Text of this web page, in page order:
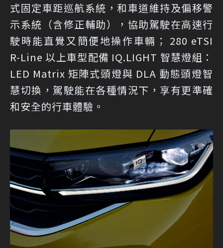
式固定車距巡航系統，和車道維持及偏移警
示系統（含修正輔助），協助駕駛在高速行
駛時能直覺又簡便地操作車輛； 280 eTSI
R-Line 以上車型配備 IQ.LIGHT 智慧燈組：
LED Matrix 矩陣式頭燈與 DLA 動態頭燈智
慧切換，駕駛能在各種情況下，享有更準確
和安全的行車體驗。